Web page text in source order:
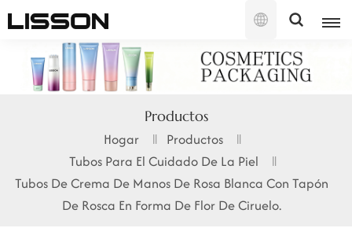
Español
English
français
русский
español
Productos
Hogar
Productos
Tubos Para El Cuidado De La Piel
Tubos De Crema De Manos De Rosa Blanca Con Tapón
De Rosca En Forma De Flor De Ciruelo.